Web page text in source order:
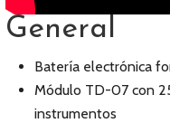
General
Batería electrónica
Módulo TD-07 con
instrumentos